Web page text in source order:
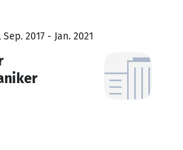
2017 - Jan. 2021